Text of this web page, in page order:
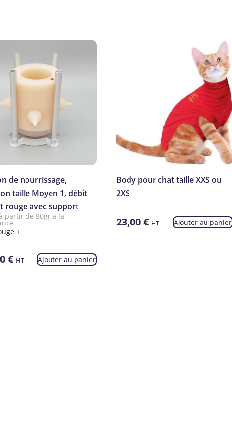
de nourrissage,
taille Moyen 1, débit
rouge avec support
partir de 80gr a la
+
€ HT Ajouter au panier
Body pour chat taille XXS ou
2XS
23,00€ HT Ajouter au panier